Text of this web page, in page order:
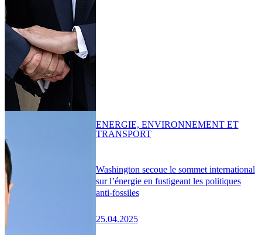
Washington secoue le sommet international
sur l’énergie en fustigeant les politiques
anti-fossiles
25.04.2025
ENERGIE, ENVIRONNEMENT ET
TRANSPORT